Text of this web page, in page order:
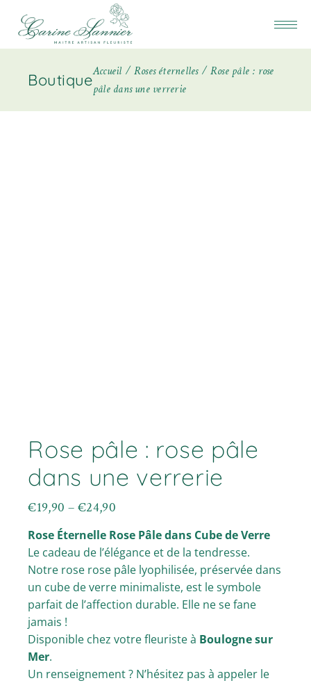
BoutiqueAccueil Roses éternelles
Rose pâle : rose
pâle dans une verrerie
Rose pâle : rose pâle
dans une verrerie
€19,90 – €24,90
Plage
de
prix :
€19,90
à
€24,90
Rose Éternelle Rose Pâle dans Cube de Verre
Le cadeau de l’élégance et de la tendresse.
Notre rose rose pâle lyophilisée, préservée dans
un cube de verre minimaliste, est le symbole
parfait de l’affection durable. Elle ne se fane
jamais !
Disponible chez votre fleuriste à Boulogne sur
Mer.
Un renseignement ? N’hésitez pas à appeler le